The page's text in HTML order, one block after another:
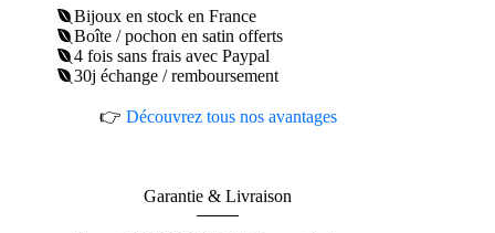
Bijoux en stock en France
Boîte / pochon en satin offerts
4 fois sans frais avec Paypal
30j échange / remboursement
👉 Découvrez tous nos avantages
Garantie & Livraison